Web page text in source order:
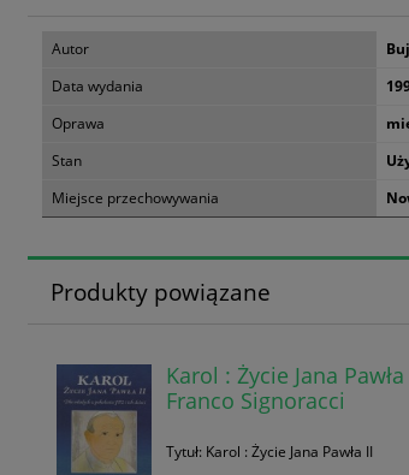
Autor
Data wydania
Oprawa
Stan
Miejsce przechowywania
Produkty powiązane
Karol : Życie Jana
Franco Signoracci
Tytuł: Karol : Życie Jana Pawła II